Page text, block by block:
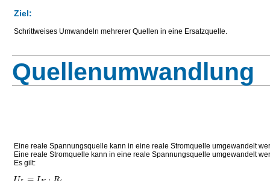
Ziel:
Schrittweises Umwandeln mehrerer Quellen in eine Ersatzquelle.
Quellenumwandlung
Eine reale Spannungsquelle kann in eine reale Stromquelle umgewandelt
Eine reale Stromquelle kann in eine reale Spannungsquelle umgewandelt
Es gilt: